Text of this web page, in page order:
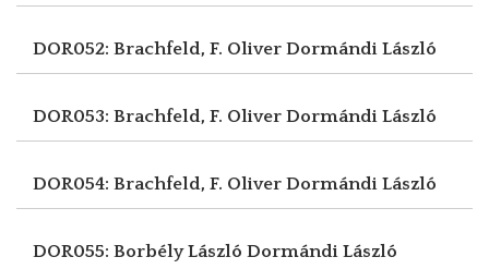
DOR052: Brachfeld, F. Oliver Dormándi László
DOR053: Brachfeld, F. Oliver Dormándi László
DOR054: Brachfeld, F. Oliver Dormándi László
DOR055: Borbély László Dormándi László